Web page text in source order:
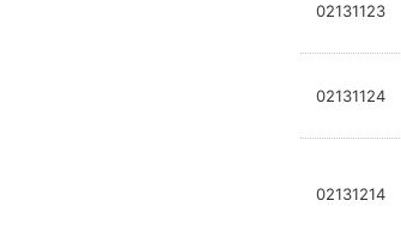
02131123
02131124
02131214